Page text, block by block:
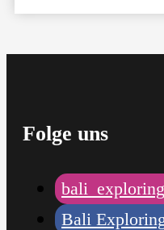
Folge uns
bali_exploring
Bali